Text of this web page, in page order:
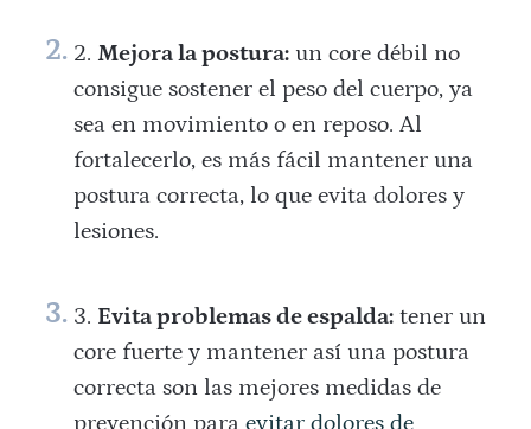
Mejora la postura:un core débil no
consigue sostener el peso del cuerpo, ya
sea en movimiento o en reposo. Al
fortalecerlo, es más fácil mantener una
postura correcta, lo que evita dolores y
lesiones.
Evita problemas de espalda:tener un
core fuerte y mantener así una postura
correcta son las mejores medidas de
prevención para evitar dolores de